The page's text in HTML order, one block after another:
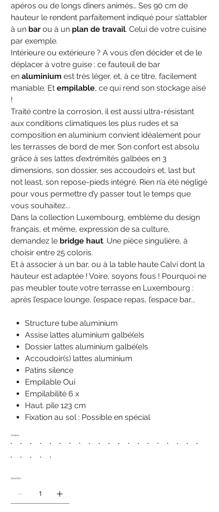
apéros ou de longs dîners animés… Ses 90 cm de
hauteur le rendent parfaitement indiqué pour s’attabler
à un bar ou à un plan de travail. Celui de votre cuisine
par exemple.
Intérieure ou extérieure ? A vous d’en décider et de le
déplacer à votre guise : ce fauteuil de bar
enaluminium est très léger, et, à ce titre, facilement
maniable. Etempilable, ce qui rend son stockage aisé
!
Traité contre la corrosion, il est aussi ultra-résistant
aux conditions climatiques les plus rudes et sa
composition en aluminium convient idéalement pour
les terrasses de bord de mer. Son confort est absolu
grâce à ses lattes d’extrémités galbées en 3
dimensions, son dossier, ses accoudoirs et, last but
not least, son repose-pieds intégré. Rien n’a été négligé
pour vous permettre d’y passer tout le temps que
vous souhaitez...
Dans la collection Luxembourg, emblème du design
français, et même, expression de sa culture,
demandez le bridge haut. Une pièce singulière, à
choisir entre 25 coloris.
Et à associer à un bar, ou à la table haute Calvi dont la
hauteur est adaptée ! Voire, soyons fous ! Pourquoi ne
pas meubler toute votre terrasse en Luxembourg :
après l’espace lounge, l’espace repas, l’espace bar...
Structure tube aluminium
Assise lattes aluminium galbé(e)s
Dossier lattes aluminium galbé(e)s
Accoudoir(s) lattes aluminium
Patins silence
Empilable Oui
Empilabilité 6 x
Haut. pile 123 cm
Fixation au sol : Possible en spécial
Couleur
Quantité